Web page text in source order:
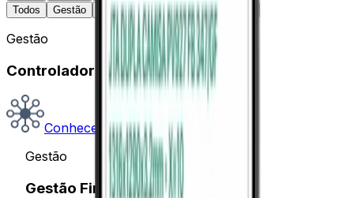
Todos
Gestão Produção Comercial Pessoas
Gestão
Controladoria
Conhecer
Gestão
Gestão Financeira